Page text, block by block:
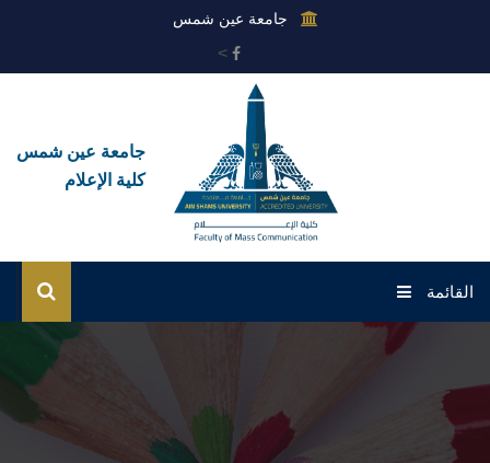
جامعة عين شمس
>
جامعة عين شمس
كلية الإعلام
القائمة